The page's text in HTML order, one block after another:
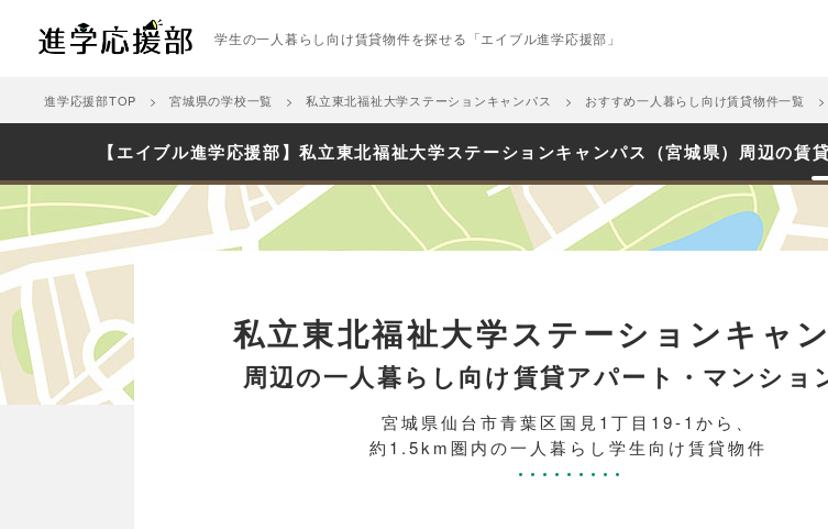
学生の一人暮らし向け賃貸物件を探せる「エイブル進学応援部」
進学応援部TOP 宮城県の学校一覧 私立東北福祉大学ステーションキャンパス おすすめ一人暮らし向け賃貸物件一覧
【エイブル進学応援部】私立東北福祉大学ステーションキャンパス（宮城県）周辺の
私立東北福祉大学ステーションキャ
周辺の一人暮らし向け賃貸アパート・マンショ
宮城県仙台市青葉区国見1丁目19-1から、
約1.5km圏内の一人暮らし学生向け賃貸物件